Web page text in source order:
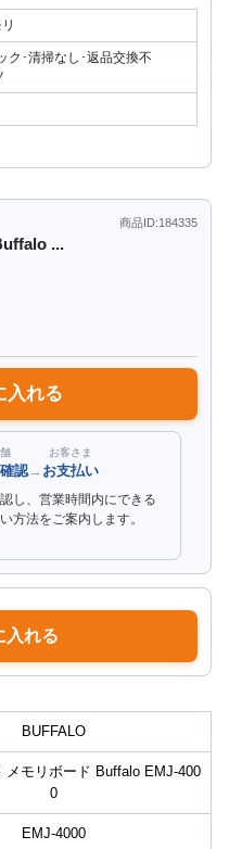
ク･清掃なし･返品交換不
商品ID:184335
...
入れる
認→
お客さま
お支払い
し、営業時間内にできる
方法をご案内します。
入れる
BUFFALO
メモリボード Buffalo EMJ-400
0
EMJ-4000